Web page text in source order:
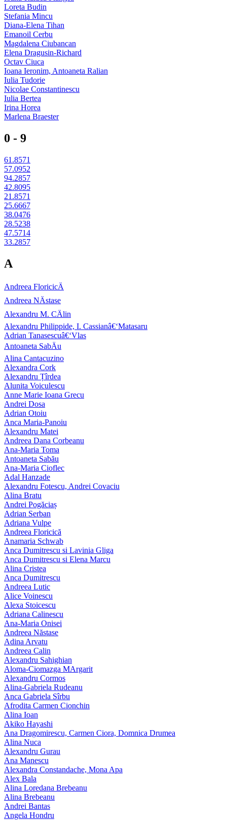
Loreta Budin
Stefania Mincu
Diana-Elena Tihan
Emanoil Cerbu
Magdalena Ciubancan
Elena Dragusin-Richard
Octav Ciuca
Ioana Ieronim, Antoaneta Ralian
Iulia Tudorie
Nicolae Constantinescu
Iulia Bertea
Irina Horea
Marlena Braester
0 - 9
61.8571
57.0952
94.2857
42.8095
21.8571
25.6667
38.0476
28.5238
47.5714
33.2857
A
Andreea FloricicÄ
Andreea NÄstase
Alexandru M. CÄlin
Alexandru Philippide, I. Cassianâ€‘Matasaru
Adrian Tanasescuâ€‘Vlas
Antoaneta SabÄu
Alina Cantacuzino
Alexandra Cork
Alexandru Țîrdea
Alunita Voiculescu
Anne Marie Ioana Grecu
Andrei Dosa
Adrian Otoiu
Anca Maria-Panoiu
Alexandru Matei
Andreea Dana Corbeanu
Ana-Maria Toma
Antoaneta Sabău
Ana-Maria Cioflec
Adal Hanzade
Alexandru Fotescu, Andrei Covaciu
Alina Bratu
Andrei Pogăciaș
Adrian Serban
Adriana Vulpe
Andreea Floricică
Anamaria Schwab
Anca Dumitrescu si Lavinia Gliga
Anca Dumitrescu si Elena Marcu
Alina Cristea
Anca Dumitrescu
Andreea Lutic
Alice Voinescu
Alexa Stoicescu
Adriana Calinescu
Ana-Maria Onisei
Andreea Năstase
Adina Arvatu
Andreea Calin
Alexandru Sahighian
Aloma-Ciomazga MArgarit
Alexandru Cormos
Alina-Gabriela Rudeanu
Anca Gabriela Sîrbu
Afrodita Carmen Cionchin
Alina Ioan
Akiko Hayashi
Ana Dragomirescu, Carmen Ciora, Domnica Drumea
Alina Nuca
Alexandru Gurau
Ana Manescu
Alexandra Constandache, Mona Apa
Alex Bala
Alina Loredana Brebeanu
Alina Brebeanu
Andrei Bantas
Angela Hondru